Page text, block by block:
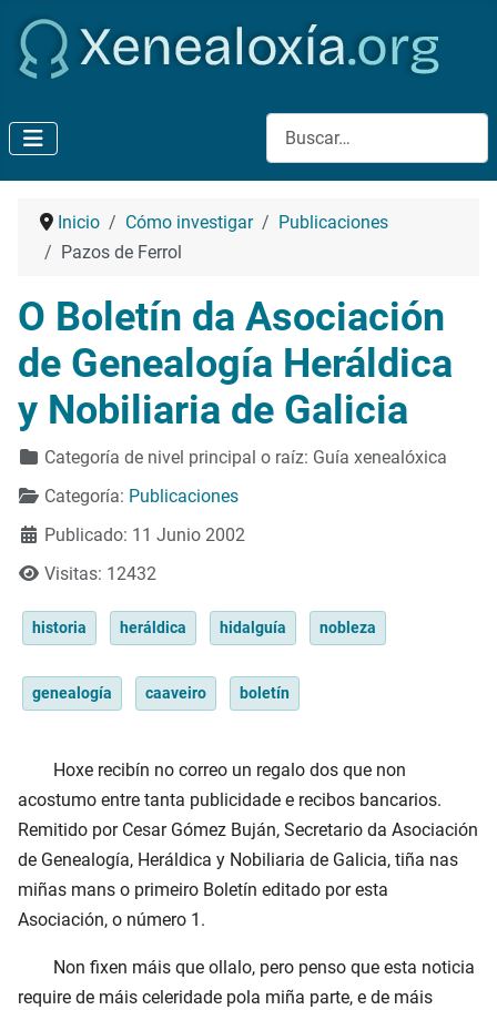
Buscar
Inicio Cómo investigar
Publicaciones
Pazos de Ferrol
O Boletín da Asociación
de Genealogía Heráldica
y Nobiliaria de Galicia
Detalles
Categoría de nivel principal o raíz: Guía xenealóxica
Categoría: Publicaciones
Publicado: 11 Junio 2002
Visitas: 12432
historia heráldica hidalguía nobleza
genealogía caaveiro boletín
Hoxe recibín no correo un regalo dos que non
acostumo entre tanta publicidade e recibos bancarios.
Remitido por Cesar Gómez Buján, Secretario da Asociación
de Genealogía, Heráldica y Nobiliaria de Galicia, tiña nas
miñas mans o primeiro Boletín editado por esta
Asociación, o número 1.
Non fixen máis que ollalo, pero penso que esta noticia
require de máis celeridade pola miña parte, e de máis